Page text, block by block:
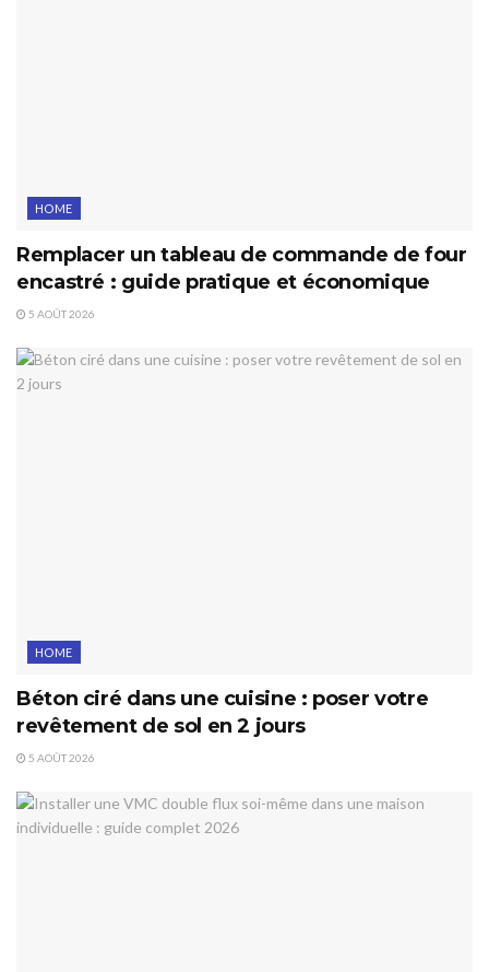
HOME
Remplacer un tableau de commande de four
encastré : guide pratique et économique
5 AOÛT 2026
HOME
Béton ciré dans une cuisine : poser votre
revêtement de sol en 2 jours
5 AOÛT 2026